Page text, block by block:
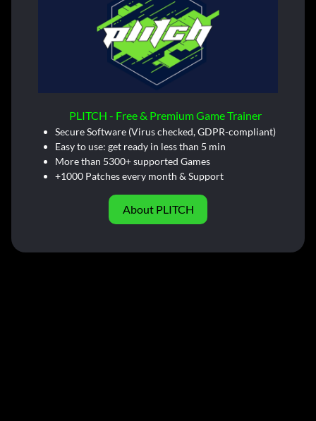
PLITCH - Free & Premium Game Trainer
Secure Software (Virus checked, GDPR-compliant)
Easy to use: get ready in less than 5 min
More than 5300+ supported Games
+1000 Patches every month & Support
About PLITCH